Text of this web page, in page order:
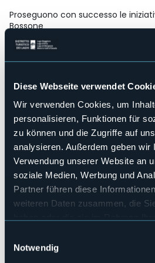
Diese Webseite verwendet
Wir verwenden Cookies, um
personalisieren, Funktionen für
zu können und die Zugriffe auf
analysieren. Außerdem geben wir
Verwendung unserer Website an
soziale Medien, Werbung und
Partner führen diese
weiteren Daten zusammen, die
Notwendig
Proseguono con successo le
Bossone
Presso la Torre di Battiggio è
mostra nella suggestiva location
dei Cani”.
Veranstaltungsmanager
Fondazione Carlo Bossone
Veranstaltungsort
Torre di Battiggio
Telefon
+39 347 7109233 whatsapp
E-mail
Webseite
http://